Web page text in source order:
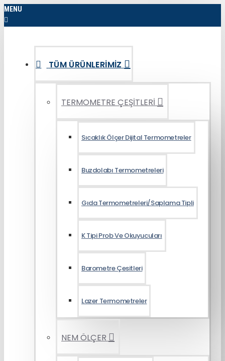
MENU
TÜM ÜRÜNLERIMIZ
TERMOMETRE ÇEŞİTLERİ
Sıcaklık Ölçer Dijital Termometreler
Buzdolabı Termometreleri
Gıda Termometreleri/Saplama Tipli
K Tipi Prob Ve Okuyucuları
Barometre Çesitleri
Lazer Termometreler
NEM ÖLÇER